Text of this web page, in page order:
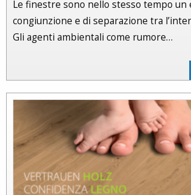
Le finestre sono nello stesso tempo un
congiunzione e di separazione tra
Gli agenti ambientali come rumore…